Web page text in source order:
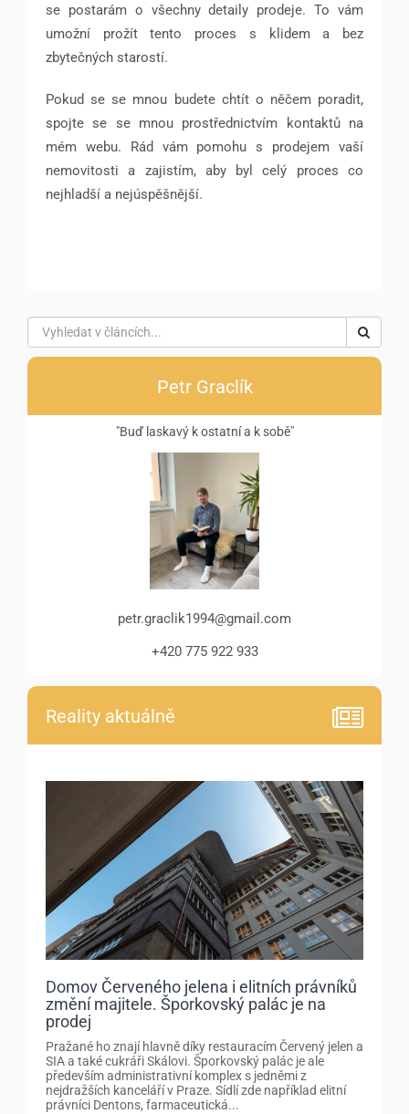
se postarám o všechny detaily prodeje. To vám
umožní prožít tento proces s klidem a bez
zbytečných starostí.
Pokud se se mnou budete chtít o něčem poradit,
spojte se se mnou prostřednictvím kontaktů na
mém webu. Rád vám pomohu s prodejem vaší
nemovitosti a zajistím, aby byl celý proces co
nejhladší a nejúspěšnější.
Petr Graclík
"Buď laskavý k ostatní a k sobě"
petr.graclik1994@gmail.com
+420 775 922 933
Reality aktuálně
Domov Červeného jelena i elitních právníků
změní majitele. Šporkovský palác je na
prodej
Pražané ho znají hlavně díky restauracím Červený jelen a
SIA a také cukráři Skálovi. Šporkovský palác je ale
především administrativní komplex s jedněmi z
nejdražších kanceláří v Praze. Sídlí zde například elitní
právníci Dentons, farmaceutická...